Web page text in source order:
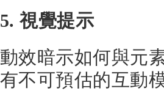
5. 視覺提示
動效暗示如何與元
有不可預估的互動